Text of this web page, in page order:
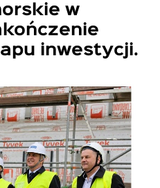
w
inwestycji.